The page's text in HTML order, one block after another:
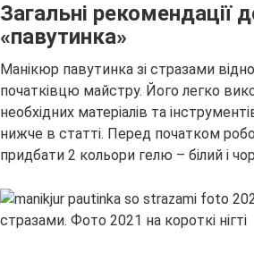
Загальні рекомендації
«павутинка»
Манікюр павутинка зі стразами
початківцю майстру. Його легко
необхідних матеріалів та
нижче в статті. Перед початком
придбати 2 кольори гелю – білий і